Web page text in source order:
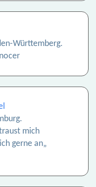
Württemberg.
mich
gerne an„